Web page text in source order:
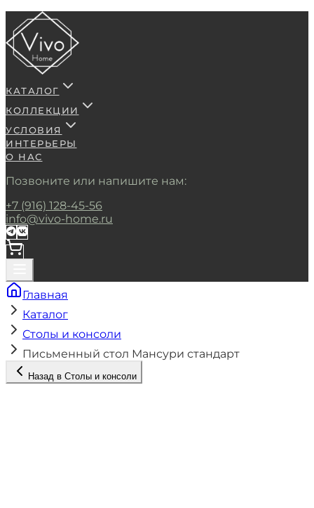
КАТАЛОГ
КОЛЛЕКЦИИ
УСЛОВИЯ
ИНТЕРЬЕРЫ
О НАС
Позвоните или напишите нам:
+7 (916) 128-45-56
info@vivo-home.ru
Главная
Каталог
Столы и консоли
Письменный стол Мансури стандарт
Назад в Столы и консоли